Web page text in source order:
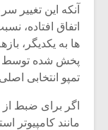
آنکه این
اتفاق افتاده،
ها به یکدیگر،
پخش شده توسط
تمپو انتخابی
اگر برای ضبط
مانند کامپیوتر